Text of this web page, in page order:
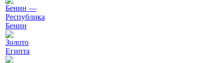
Бенин —
Республика
Бенин
Золото
Египта